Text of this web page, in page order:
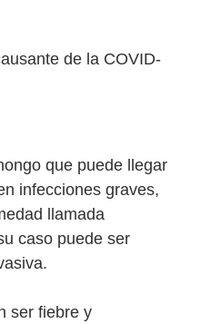
de la COVID-
que puede llegar
infecciones graves,
llamada
caso puede ser
ser fiebre y